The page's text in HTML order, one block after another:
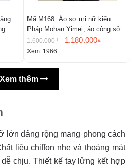
Mã M168: Áo sơ mi nữ kiểu
Pháp Mohan Yimei, áo công sở
1.600.000₫ 1.180.000₫
Xem: 1966
Xem thêm
lớn dáng rộng mang phong cách
liệu chiffon nhẹ và thoáng mát
chịu. Thiết kế tay lửng kết hợp